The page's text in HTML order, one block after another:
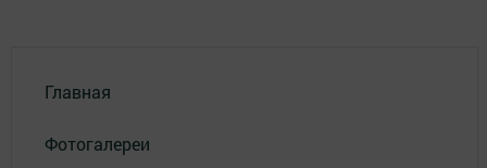
Главная
Фотогалереи